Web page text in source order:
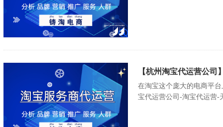
【杭州淘宝代运营公
在淘宝这个庞大的电商平
宝代运营公司-淘宝代运营-